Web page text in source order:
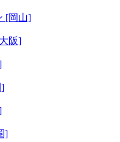
[岡山]
阪]
]
]